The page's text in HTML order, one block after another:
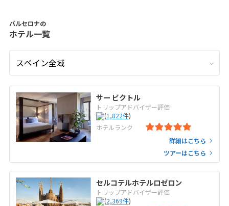
バルセロナの
ホテル一覧
サー ビクトル
トリップアドバイザー評価
(1,822件)
ホテルランク
詳細はこちら
ツアーはこちら
セルコテルホテルロゼロン
トリップアドバイザー評価
(2,369件)